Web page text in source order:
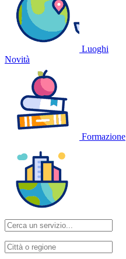
Luoghi
Novità
Formazione